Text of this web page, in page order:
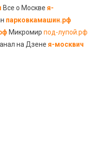
Все о Москве я-
парковкамашин.рф
Микромир под-лупой.рф
на Дзене я-москвич